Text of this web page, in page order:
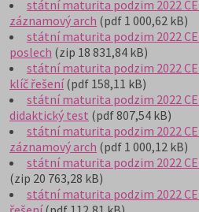
státní maturita podzim 2022
záznamový arch (pdf 1 000,62 kB)
státní maturita podzim 2022
poslech (zip 18 831,84 kB)
státní maturita podzim 2022
klíč řešení(pdf 158,11 kB)
státní maturita podzim 2022
didaktický test (pdf 807,54 kB)
státní maturita podzim 2022
záznamový arch (pdf 1 000,12 kB)
státní maturita podzim 2022
(zip 20 763,28 kB)
státní maturita podzim 2022